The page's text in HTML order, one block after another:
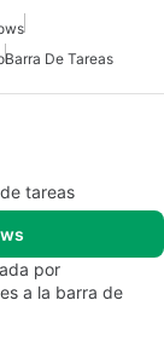
Barra De Tareas
tareas
por
a la barra de